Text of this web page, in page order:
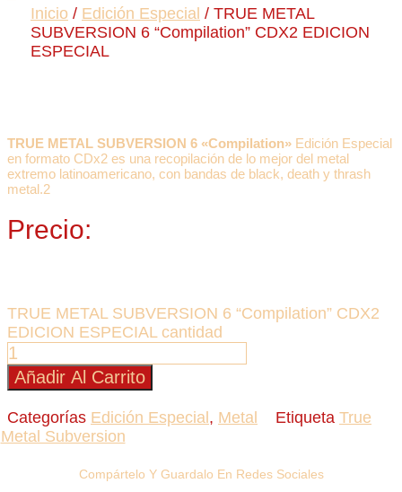
Inicio / Edición Especial / TRUE METAL
SUBVERSION 6 “Compilation” CDX2 EDICION
ESPECIAL
TRUE METAL SUBVERSION 6 «Compilation» Edición Especial
en formato CDx2 es una recopilación de lo mejor del metal
extremo latinoamericano, con bandas de black, death y thrash
metal.2
Precio:
TRUE METAL SUBVERSION 6 “Compilation” CDX2
EDICION ESPECIAL cantidad
Añadir Al Carrito
Categorías Edición Especial , Metal Etiqueta True
Metal Subversion
Compártelo Y Guardalo En Redes Sociales